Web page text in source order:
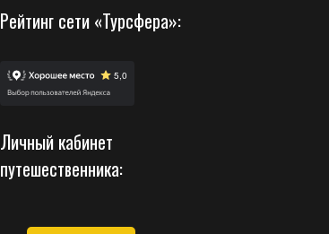
Рейтинг сети «Турсфера»:
Личный кабинет
путешественника: